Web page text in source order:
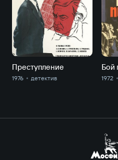
Преступление
1976 детектив
Бой
1972